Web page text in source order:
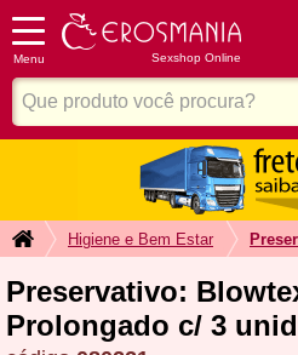
Menu Sexshop Online
Higiene e Bem Estar
Preservativo:
Prolongado c/ 3 unid